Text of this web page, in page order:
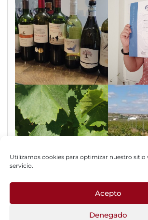
Utilizamos cookies para optimizar nuestro sitio
servicio.
Acepto
Denegado
Fotos del Blog